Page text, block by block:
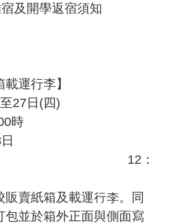
及開學返宿須知
載運行李】
(二)至27日(四)
時
12：
販賣紙箱及載運行李。同
包並於箱外正面與側面寫